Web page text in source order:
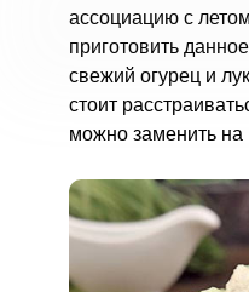
ассоциацию с
приготовить
свежий огурец и
стоит
можно заменить